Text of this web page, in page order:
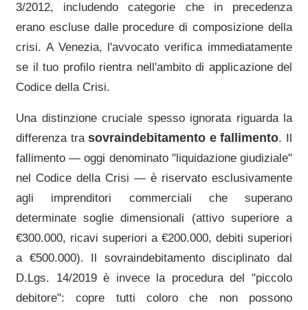
3/2012, includendo categorie che in precedenza
erano escluse dalle procedure di composizione della
crisi. A Venezia, l'avvocato verifica immediatamente
se il tuo profilo rientra nell'ambito di applicazione del
Codice della Crisi.
Una distinzione cruciale spesso ignorata riguarda la
differenza tra sovraindebitamento e fallimento. Il
fallimento — oggi denominato "liquidazione giudiziale"
nel Codice della Crisi — è riservato esclusivamente
agli imprenditori commerciali che superano
determinate soglie dimensionali (attivo superiore a
€300.000, ricavi superiori a €200.000, debiti superiori
a €500.000). Il sovraindebitamento disciplinato dal
D.Lgs. 14/2019 è invece la procedura del "piccolo
debitore": copre tutti coloro che non possono